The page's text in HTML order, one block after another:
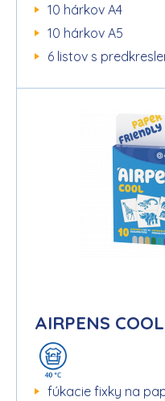
10 hárkov A4
10 hárkov A5
6 listov s
AIRPENS
fúkacie fixky na